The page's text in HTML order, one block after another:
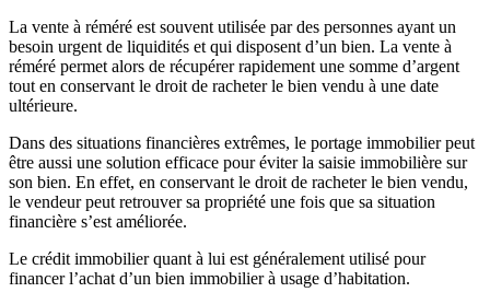
La vente à réméré est souvent utilisée par des personnes ayant un
besoin urgent de liquidités et qui disposent d’un bien. La vente à
réméré permet alors de récupérer rapidement une somme d’argent
tout en conservant le droit de racheter le bien vendu à une date
ultérieure.
Dans des situations financières extrêmes, le portage immobilier peut
être aussi une solution efficace pour éviter la saisie immobilière sur
son bien. En effet, en conservant le droit de racheter le bien vendu,
le vendeur peut retrouver sa propriété une fois que sa situation
financière s’est améliorée.
Le crédit immobilier quant à lui est généralement utilisé pour
financer l’achat d’un bien immobilier à usage d’habitation.